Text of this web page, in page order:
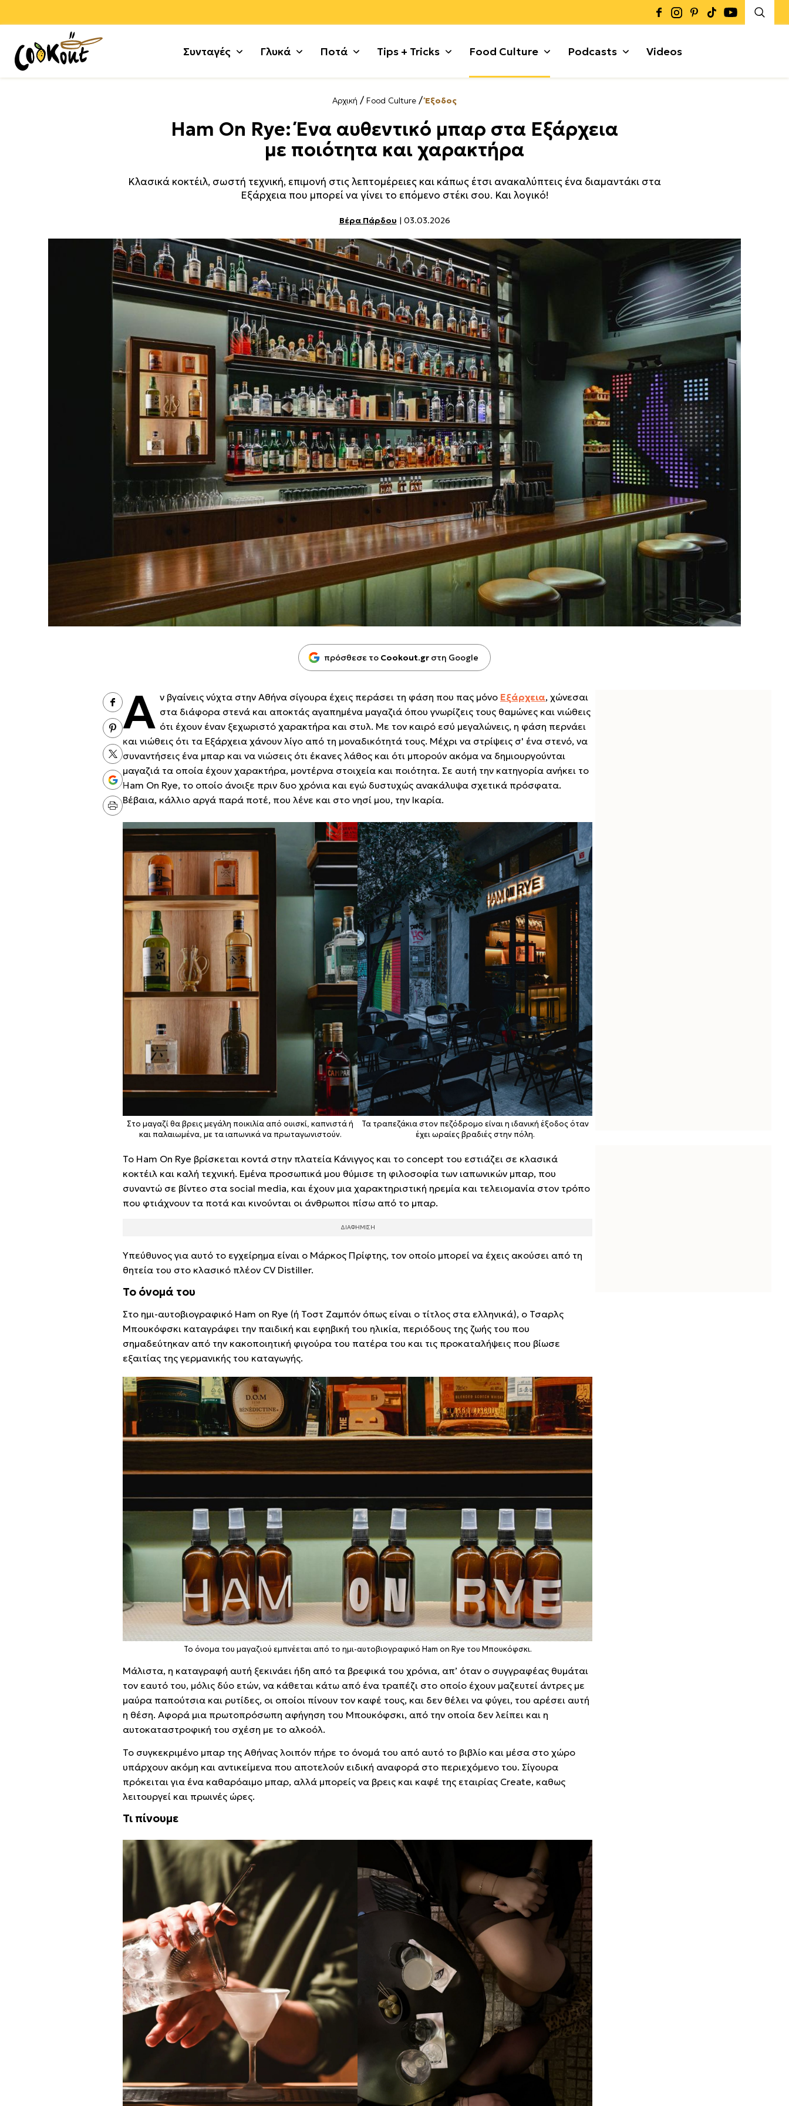
Συνταγές
Αλλαντικά
Αρνί + Κατσίκι
Γαλοπούλα
Θαλασσινά
Κιμάς
Κοτόπουλο
Λαχανικά
Μέχρι 5 υλικά
Όσπρια
Ρύζι + Δημητριακά
Συκώτι
Φρούτα
Χόρτα + Μυρωδικά
Ψάρι
Tofu
Γλυκά
Μους + Κρέμες
Τούρτες + Γλυκά Ψυγείου
Μπισκότα + Κουλούρια
Γλυκά κουταλιού
Γλυκά με φρούτα
Γλυκά χωρίς ζάχαρη
Μικρά κεράσματα
Μαρμελάδες + Αλείμματα
Σιροπιαστά
Γκρανόλες + Μπάρες
Ποτά Tips + Tricks Food Culture Podcasts Videos
Αρχική / Food Culture /Έξοδος
Ham On Rye: Ένα αυθεντικό μπαρ στα Εξάρχεια
με ποιότητα και χαρακτήρα
Κλασικά κοκτέιλ, σωστή τεχνική, επιμονή στις λεπτομέρειες και κάπως έτσι ανακαλύπτεις ένα διαμαντάκι στα
Εξάρχεια που μπορεί να γίνει το επόμενο στέκι σου. Και λογικό!
Βέρα Πάρδου | 03.03.2026
πρόσθεσε το Cookout.gr στη Google
Α ν βγαίνεις νύχτα στην Αθήνα σίγουρα έχεις περάσει τη φάση που πας μόνο Εξάρχεια, χώνεσαι
στα διάφορα στενά και αποκτάς αγαπημένα μαγαζιά όπου γνωρίζεις τους θαμώνες και νιώθεις
ότι έχουν έναν ξεχωριστό χαρακτήρα και στυλ. Με τον καιρό εσύ μεγαλώνεις, η φάση περνάει
και νιώθεις ότι τα Εξάρχεια χάνουν λίγο από τη μοναδικότητά τους. Μέχρι να στρίψεις σ' ένα στενό, να
συναντήσεις ένα μπαρ και να νιώσεις ότι έκανες λάθος και ότι μπορούν ακόμα να δημιουργούνται
μαγαζιά τα οποία έχουν χαρακτήρα, μοντέρνα στοιχεία και ποιότητα. Σε αυτή την κατηγορία ανήκει το
Ham On Rye, το οποίο άνοιξε πριν δυο χρόνια και εγώ δυστυχώς ανακάλυψα σχετικά πρόσφατα.
Βέβαια, κάλλιο αργά παρά ποτέ, που λένε και στο νησί μου, την Ικαρία.
Στο μαγαζί θα βρεις μεγάλη ποικιλία από ουισκί, καπνιστά ή
και παλαιωμένα, με τα ιαπωνικά να πρωταγωνιστούν.
Τα τραπεζάκια στον πεζόδρομο είναι η ιδανική έξοδος όταν
έχει ωραίες βραδιές στην πόλη.
Το Ham On Rye βρίσκεται κοντά στην πλατεία Κάνιγγος και το concept του εστιάζει σε κλασικά
κοκτέιλ και καλή τεχνική. Εμένα προσωπικά μου θύμισε τη φιλοσοφία των ιαπωνικών μπαρ, που
συναντώ σε βίντεο στα social media, και έχουν μια χαρακτηριστική ηρεμία και τελειομανία στον τρόπο
που φτιάχνουν τα ποτά και κινούνται οι άνθρωποι πίσω από το μπαρ.
Υπεύθυνος για αυτό το εγχείρημα είναι ο Μάρκος Πρίφτης, τον οποίο μπορεί να έχεις ακούσει από τη
θητεία του στο κλασικό πλέον CV Distiller.
Το όνομά του
Στο ημι-αυτοβιογραφικό Ham on Rye (ή Τοστ Ζαμπόν όπως είναι ο τίτλος στα ελληνικά), ο Τσαρλς
Μπουκόφσκι καταγράφει την παιδική και εφηβική του ηλικία, περιόδους της ζωής του που
σημαδεύτηκαν από την κακοποιητική φιγούρα του πατέρα του και τις προκαταλήψεις που βίωσε
εξαιτίας της γερμανικής του καταγωγής.
Το όνομα του μαγαζιού εμπνέεται από το ημι-αυτοβιογραφικό Ham on Rye του Μπουκόφσκι.
Μάλιστα, η καταγραφή αυτή ξεκινάει ήδη από τα βρεφικά του χρόνια, απ’ όταν ο συγγραφέας θυμάται
τον εαυτό του, μόλις δύο ετών, να κάθεται κάτω από ένα τραπέζι στο οποίο έχουν μαζευτεί άντρες με
μαύρα παπούτσια και ρυτίδες, οι οποίοι πίνουν τον καφέ τους, και δεν θέλει να φύγει, του αρέσει αυτή
η θέση. Αφορά μια πρωτοπρόσωπη αφήγηση του Μπουκόφσκι, από την οποία δεν λείπει και η
αυτοκαταστροφική του σχέση με το αλκοόλ.
Το συγκεκριμένο μπαρ της Αθήνας λοιπόν πήρε το όνομά του από αυτό το βιβλίο και μέσα στο χώρο
υπάρχουν ακόμη και αντικείμενα που αποτελούν ειδική αναφορά στο περιεχόμενο του. Σίγουρα
πρόκειται για ένα καθαρόαιμο μπαρ, αλλά μπορείς να βρεις και καφέ της εταιρίας Create, καθως
λειτουργεί και πρωινές ώρες.
Τι πίνουμε